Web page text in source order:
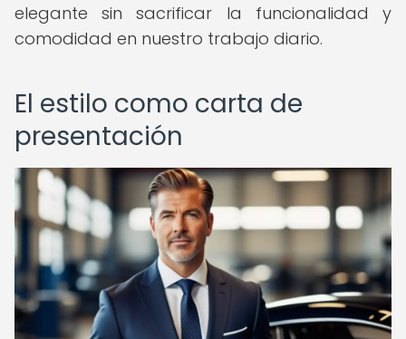
elegante sin sacrificar la funcionalidad y
comodidad en nuestro trabajo diario.
El estilo como carta de
presentación